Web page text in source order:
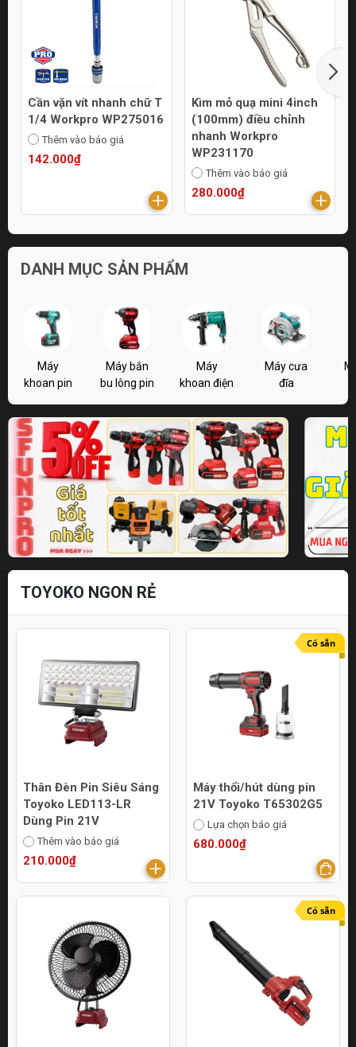
Cần vặn vít nhanh chữ T
1/4 Workpro WP275016
Thêm vào báo giá
142.000₫
Kìm mỏ quạ mini 4inch
(100mm) điều chỉnh
nhanh Workpro
WP231170
Thêm vào báo giá
280.000₫
DANH MỤC SẢN PHẨM
Máy
khoan pin
Máy bắn
bu lông pin
Máy
khoan điện
Máy cưa
đĩa
TOYOKO NGON RẺ
Thân Đèn Pin Siêu Sáng
Toyoko LED113-LR
Dùng Pin 21V
Thêm vào báo giá
210.000₫
Có sẵn
Máy thổi/hút dùng pin
21V Toyoko T65302G5
Lựa chọn báo giá
680.000₫
Có sẵn